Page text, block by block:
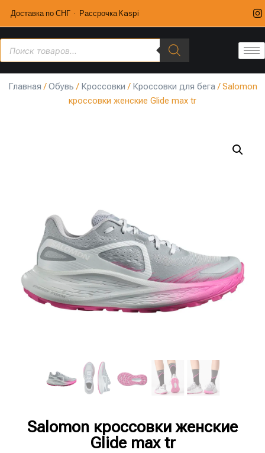
Доставка по СНГ · Рассрочка Kaspi
Главная /Обувь / Кроссовки / Кроссовки для бега/ Salomon
кроссовки женские Glide max tr
Salomon кроссовки женские
Glide max tr